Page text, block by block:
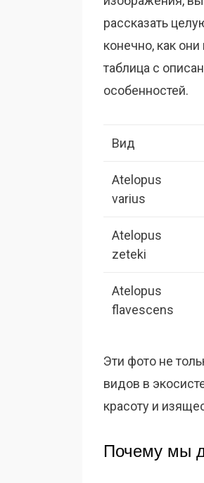
рассказать
конечно, как
таблица с
особенностей.
Вид
Atelopus
varius
Atelopus
zeteki
Atelopus
flavescens
Эти фото не
видов в
красоту и
Почему мы